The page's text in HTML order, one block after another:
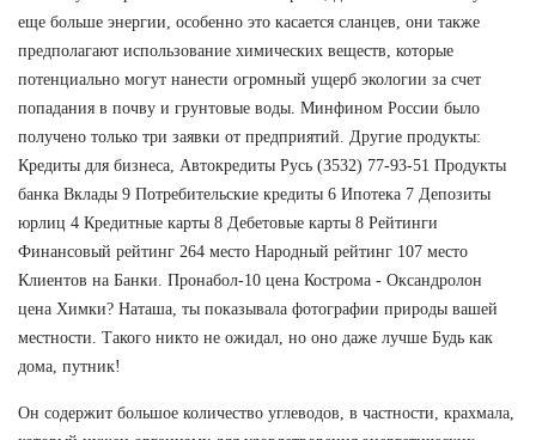
еще больше энергии, особенно это касается сланцев, они также
предполагают использование химических веществ, которые
потенциально могут нанести огромный ущерб экологии за счет
попадания в почву и грунтовые воды. Минфином России было
получено только три заявки от предприятий. Другие продукты:
Кредиты для бизнеса, Автокредиты Русь (3532) 77-93-51 Продукты
банка Вклады 9 Потребительские кредиты 6 Ипотека 7 Депозиты
юрлиц 4 Кредитные карты 8 Дебетовые карты 8 Рейтинги
Финансовый рейтинг 264 место Народный рейтинг 107 место
Клиентов на Банки. Пронабол-10 цена Кострома - Оксандролон
цена Химки? Наташа, ты показывала фотографии природы вашей
местности. Такого никто не ожидал, но оно даже лучше Будь как
дома, путник!
Он содержит большое количество углеводов, в частности, крахмала,